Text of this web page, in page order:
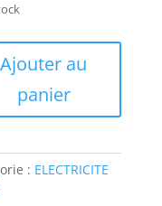
Ajouter au
panier
: ELECTRICITE